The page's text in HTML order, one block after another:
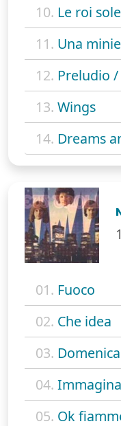
10. Le roi
11. Una
12. Preludio
13. Wings
14. Dreams
01. Fuoco
02. Che idea
03.
04.
05. Ok